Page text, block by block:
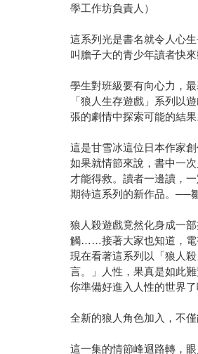
學工作坊負責人）
這系列光是書名就令人心
叫膽子大的青少年讀者快
學生對班級要有向心力，
「狼人生存遊戲」系列以
張的劇情中探索可能的結
這是甘雪冰這位日本作家
如果就情節來說，書中一
才能得救。讀者一邊讀，
期待這系列的新作品。──
狼人殺遊戲竟然化身成一
觸……接著大家也知道，電
現在看著這系列以「狼人
言。」人性，果真是如此難
你準備好進入人性的世界
全新的狼人角色加入，不
這一集的情節峰迴路轉，